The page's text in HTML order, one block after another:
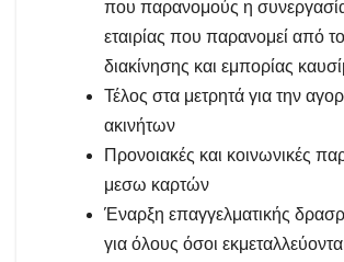
που παρανομούς η
εταιρίας που παρανομεί από
διακίνησης και εμπορίας
Τέλος στα μετρητά για την
ακινήτων
Προνοιακές και κοινωνικές
μεσω καρτών
Έναρξη επαγγελματικής
για όλους όσοι